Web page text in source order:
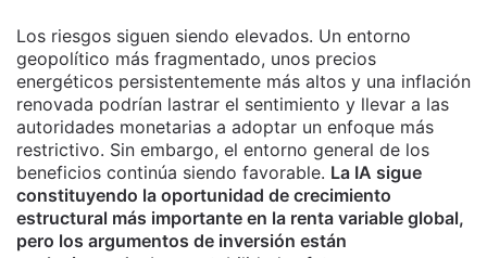
Los riesgos siguen siendo elevados. Un entorno
geopolítico más fragmentado, unos precios
energéticos persistentemente más altos y una inflación
renovada podrían lastrar el sentimiento y llevar a las
autoridades monetarias a adoptar un enfoque más
restrictivo. Sin embargo, el entorno general de los
beneficios continúa siendo favorable. La IA sigue
constituyendo la oportunidad de crecimiento
estructural más importante en la renta variable global,
pero los argumentos de inversión están